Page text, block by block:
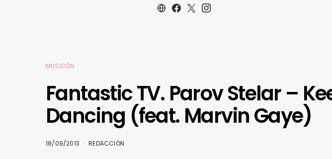
MUSICÓN
Fantastic TV. Parov Stelar –
Dancing (feat. Marvin Gaye)
18/09/2013 REDACCIÓN